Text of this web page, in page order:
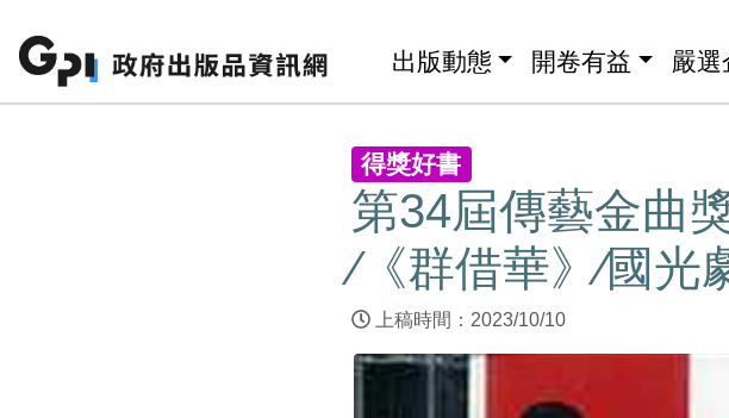
出版動態 開卷有益 嚴選
得獎好書
第34屆傳藝金曲
∕《群借華》∕國光
上稿時間：2023/10/10